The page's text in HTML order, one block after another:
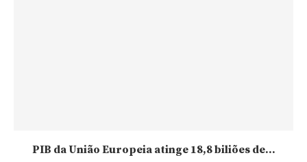
PIB da União Europeia atinge 18,8 biliões de...